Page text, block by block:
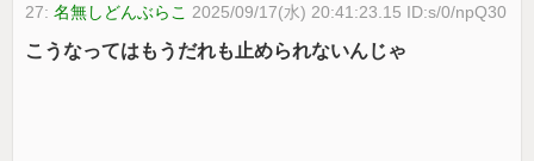
27:名無しどんぶらこ 2025/09/17(水) 20:41:23.15 ID:s/0/npQ30
こうなってはもうだれも止められないんじゃ